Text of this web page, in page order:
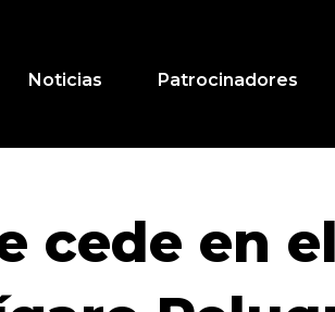
Noticias Patrocinadores
cede en